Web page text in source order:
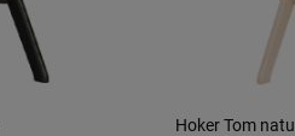
Hoker Tom